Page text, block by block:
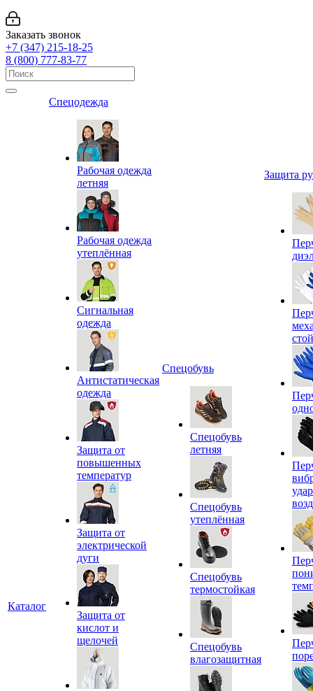
Заказать звонок
+7 (347) 215-18-25
8 (800) 777-83-77
Каталог
Спецодежда
Рабочая одежда
летняя
Рабочая одежда
утеплённая
Сигнальная
одежда
Антистатическая
одежда
Защита от
повышенных
температур
Защита от
электрической
дуги
Защита от
кислот и
щелочей
Спецобувь
Спецобувь
летняя
Спецобувь
утеплённая
Спецобувь
термостойкая
Спецобувь
влагозащитная
Защита